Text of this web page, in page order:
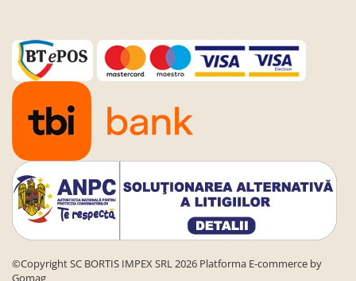
Baterii bucatarie
Chiuvete bucatarie
Cuptoare cu microunde
incorporabile
Cuptoare incorporabile
Hote
Masini de spalat vase
Oale sub presiune
Plite incorporabile
Storcatoare
©Copyright SC BORTIS IMPEX SRL 2026 Platforma E-commerce by
Gomag